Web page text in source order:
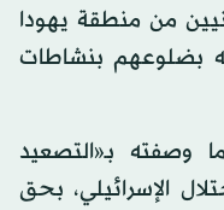
من منطقة يهودا
بضلوعهم بنشاطات
وصفته بـ«التصعيد
الإسرائيلي، بحق